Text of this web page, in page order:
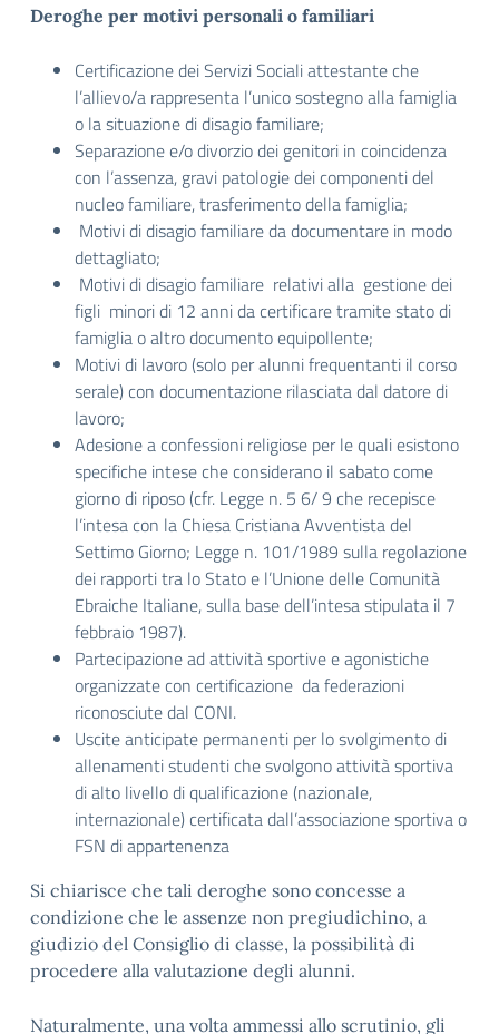
Deroghe per motivi personali o familiari
Certificazione dei Servizi Sociali attestante che
l’allievo/a rappresenta l’unico sostegno alla famiglia
o la situazione di disagio familiare;
Separazione e/o divorzio dei genitori in coincidenza
con l’assenza, gravi patologie dei componenti del
nucleo familiare, trasferimento della famiglia;
Motivi di disagio familiare da documentare in modo
dettagliato;
Motivi di disagio familiare relativi alla gestione dei
figli minori di 12 anni da certificare tramite stato di
famiglia o altro documento equipollente;
Motivi di lavoro (solo per alunni frequentanti il corso
serale) con documentazione rilasciata dal datore di
lavoro;
Adesione a confessioni religiose per le quali esistono
specifiche intese che considerano il sabato come
giorno di riposo (cfr. Legge n. 5 6/ 9 che recepisce
l’intesa con la Chiesa Cristiana Avventista del
Settimo Giorno; Legge n. 101/1989 sulla regolazione
dei rapporti tra lo Stato e l’Unione delle Comunità
Ebraiche Italiane, sulla base dell’intesa stipulata il 7
febbraio 1987).
Partecipazione ad attività sportive e agonistiche
organizzate con certificazione da federazioni
riconosciute dal CONI.
Uscite anticipate permanenti per lo svolgimento di
allenamenti studenti che svolgono attività sportiva
di alto livello di qualificazione (nazionale,
internazionale) certificata dall’associazione sportiva o
FSN di appartenenza
Si chiarisce che tali deroghe sono concesse a
condizione che le assenze non pregiudichino, a
giudizio del Consiglio di classe, la possibilità di
procedere alla valutazione degli alunni.
Naturalmente, una volta ammessi allo scrutinio, gli